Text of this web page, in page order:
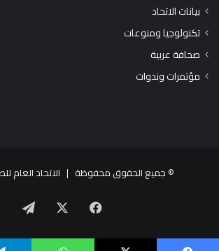
بيانات الاتحاد
تكنولوجيا ومنوعات
صحافة عربية
مؤتمرات وندوات
© جميع الحقوق محفوظة | الاتحاد العام
فيسبوك تيلقرام